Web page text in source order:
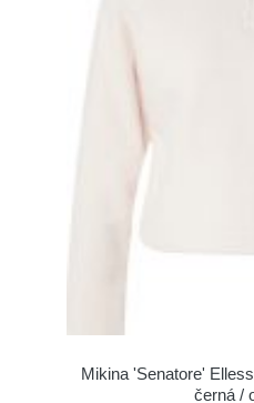
Mikina 'Senatore'
černá /